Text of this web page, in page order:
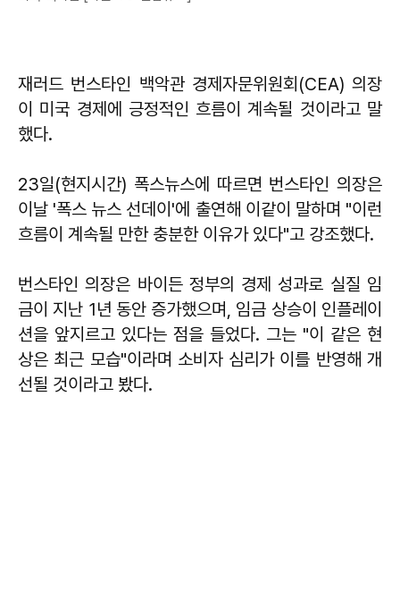
재러드 번스타인 백악관 경제자문위원회(CEA) 의장
이 미국 경제에 긍정적인 흐름이 계속될 것이라고 말
했다.
23일(현지시간) 폭스뉴스에 따르면 번스타인 의장은
이날 '폭스 뉴스 선데이'에 출연해 이같이 말하며 "이런
흐름이 계속될 만한 충분한 이유가 있다"고 강조했다.
번스타인 의장은 바이든 정부의 경제 성과로 실질 임
금이 지난 1년 동안 증가했으며, 임금 상승이 인플레이
션을 앞지르고 있다는 점을 들었다. 그는 "이 같은 현
상은 최근 모습"이라며 소비자 심리가 이를 반영해 개
선될 것이라고 봤다.